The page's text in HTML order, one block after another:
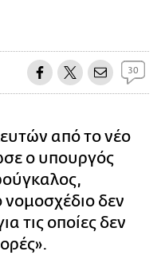
30
από το νέο
ο υπουργός
νομοσχέδιο δεν
τις οποίες δεν